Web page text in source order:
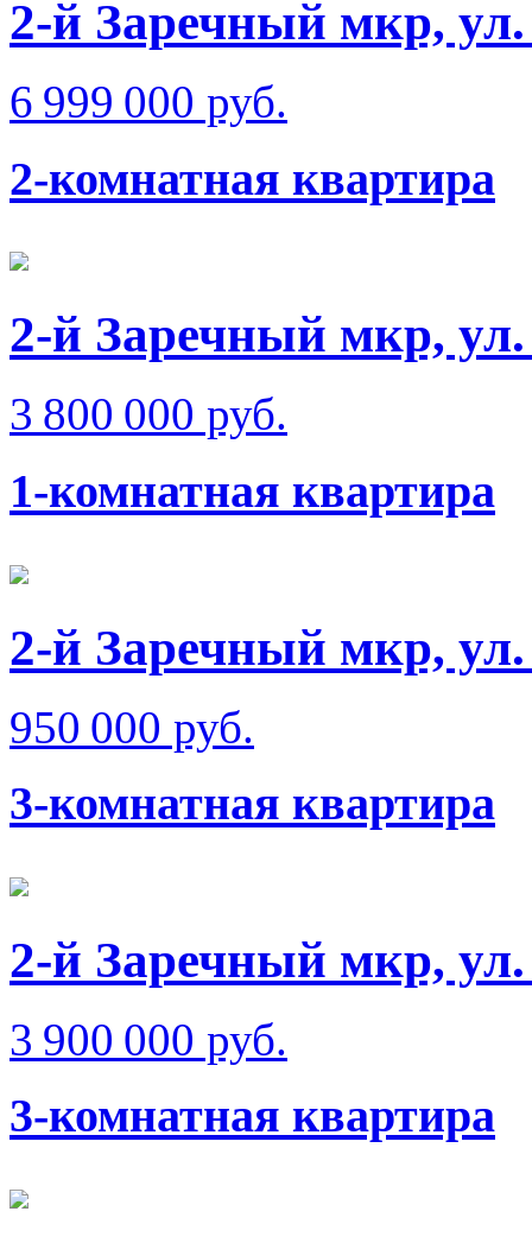
2-й Заречный мкр,
6 999 000 руб.
2-комнатная квартира
2-й Заречный мкр,
3 800 000 руб.
1-комнатная квартира
2-й Заречный мкр,
950 000 руб.
3-комнатная квартира
2-й Заречный мкр,
3 900 000 руб.
3-комнатная квартира